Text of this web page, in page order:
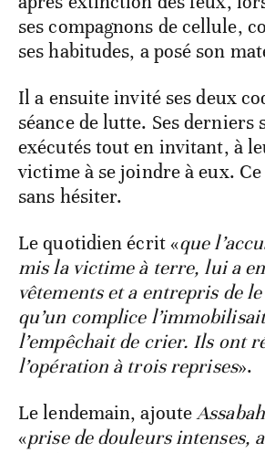
ses compagnons de cellule,
ses habitudes, a posé son
Il a ensuite invité ses deux
séance de lutte. Ses derniers
exécutés tout en invitant, à
victime à se joindre à eux. Ce
sans hésiter.
Le quotidien écrit «que
mis la victime à terre, lui a
vêtements et a entrepris de
qu’un complice
l’empêchait de crier. Ils ont
l’opération à trois reprises».
Le lendemain, ajouteAssabah
«prise de douleurs intenses,